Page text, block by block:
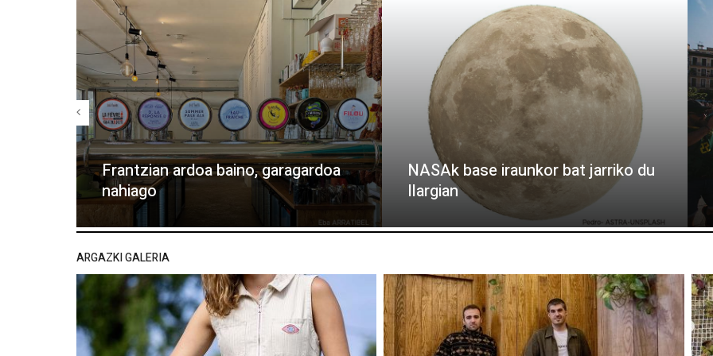
Frantzian ardoa baino, garagardoa
nahiago
NASAk base iraunkor bat jarriko du
Ilargian
ARGAZKI GALERIA